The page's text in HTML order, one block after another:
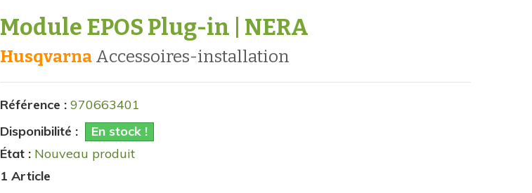
Module EPOS Plug-in | NERA
Husqvarna accessoires-installation
Référence : 970663401
Disponibilité :
En stock !
État : Nouveau produit
1 Article